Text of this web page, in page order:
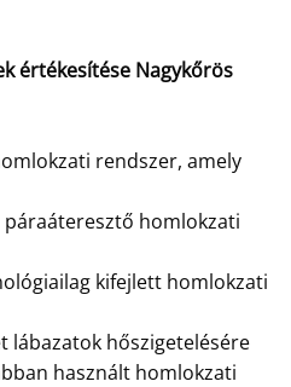
értékesítése Nagykőrös
rendszer, amely
páraáteresztő homlokzati
kifejlett homlokzati
lábazatok hőszigetelésére
használt homlokzati